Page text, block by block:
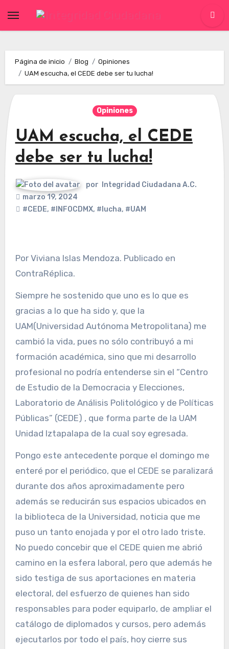
Página de inicio Blog
Opiniones
UAM escucha, el CEDE debe ser tu lucha!
Opiniones
UAM escucha, el CEDE
debe ser tu lucha!
por
Integridad Ciudadana A.C.
marzo 19, 2024
#CEDE, #INFOCDMX, #lucha, #UAM
Por Viviana Islas Mendoza. Publicado en
ContraRéplica.
Siempre he sostenido que uno es lo que es
gracias a lo que ha sido y, que la
UAM(Universidad Autónoma Metropolitana) me
cambió la vida, pues no sólo contribuyó a mi
formación académica, sino que mi desarrollo
profesional no podría entenderse sin el “Centro
de Estudio de la Democracia y Elecciones,
Laboratorio de Análisis Politológico y de Políticas
Públicas” (CEDE) , que forma parte de la UAM
Unidad Iztapalapa de la cual soy egresada.
Pongo este antecedente porque el domingo me
enteré por el periódico, que el CEDE se paralizará
durante dos años aproximadamente pero
además se reducirán sus espacios ubicados en
la biblioteca de la Universidad, noticia que me
puso un tanto enojada y por el otro lado triste.
No puedo concebir que el CEDE quien me abrió
camino en la esfera laboral, pero que además he
sido testiga de sus aportaciones en materia
electoral, del esfuerzo de quienes han sido
responsables para poder equiparlo, de ampliar el
catálogo de diplomados y cursos, pero además
ejecutarlos por todo el país, hoy cierre sus